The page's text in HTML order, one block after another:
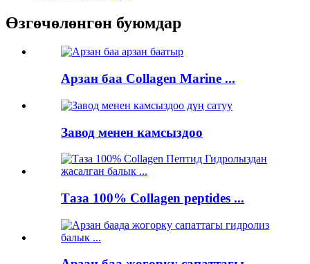
Өзгөчөлөнгөн буюмдар
Арзан баа Collagen Marine ...
Завод менен камсыздоо
Таза 100% Collagen peptides ...